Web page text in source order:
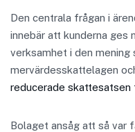
Den centrala frågan i
innebär att kunderna
verksamhet i den mening
mervärdesskattelagen
reducerade
Bolaget ansåg att så var